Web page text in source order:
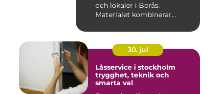
och lokaler i Borås.
Materialet kombinerar
30. jul
Låsservice i stockholm
trygghet, teknik och
smarta val